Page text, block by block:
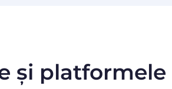
și platformele